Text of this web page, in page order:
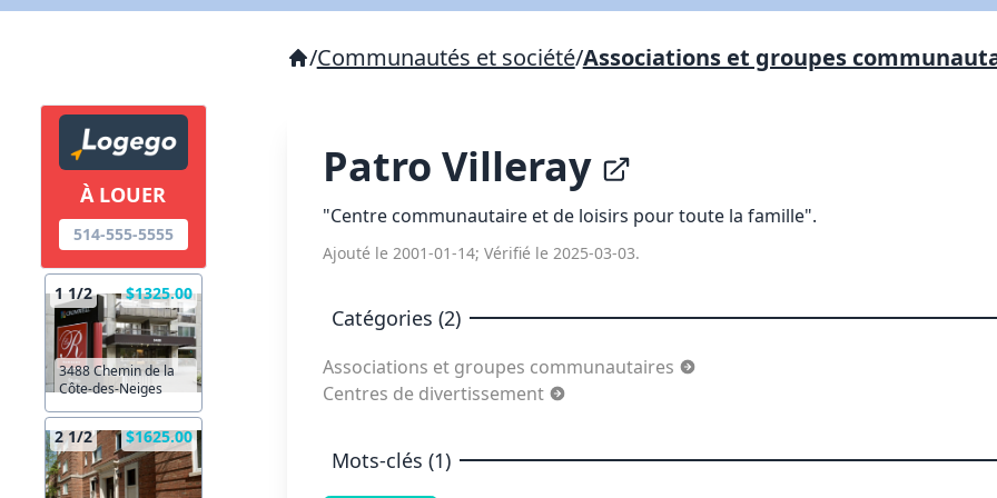
À LOUER
514-555-5555
1 1/2 $1325.00
3488 Chemin de la
Côte-des-Neiges
2 1/2 $1625.00
/Communautés et société/Associations et groupes
Patro Villeray
"Centre communautaire et de loisirs pour toute la famille".
Ajouté le 2001-01-14; Vérifié le 2025-03-03.
Catégories (2)
Associations et groupes communautaires
Centres de divertissement
Mots-clés (1)
Lien vers inscription (sera inclus dans courriel)